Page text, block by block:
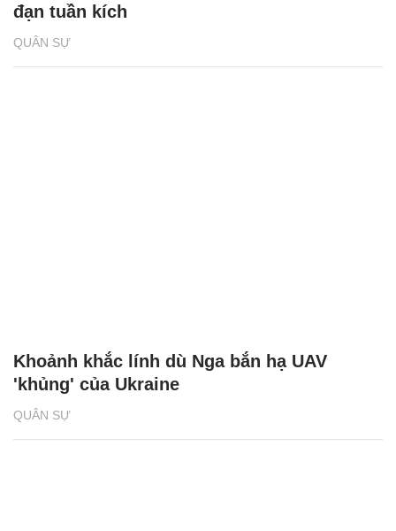
QUÂN SỰ
đạn tuần kích
QUÂN SỰ
Khoảnh khắc lính dù Nga bắn hạ UAV
'khủng' của Ukraine